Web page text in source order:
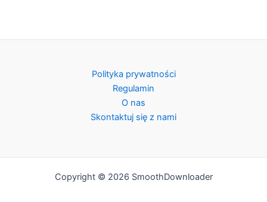
Polityka prywatności
Regulamin
O nas
Skontaktuj się z nami
Copyright © 2026 SmoothDownloader